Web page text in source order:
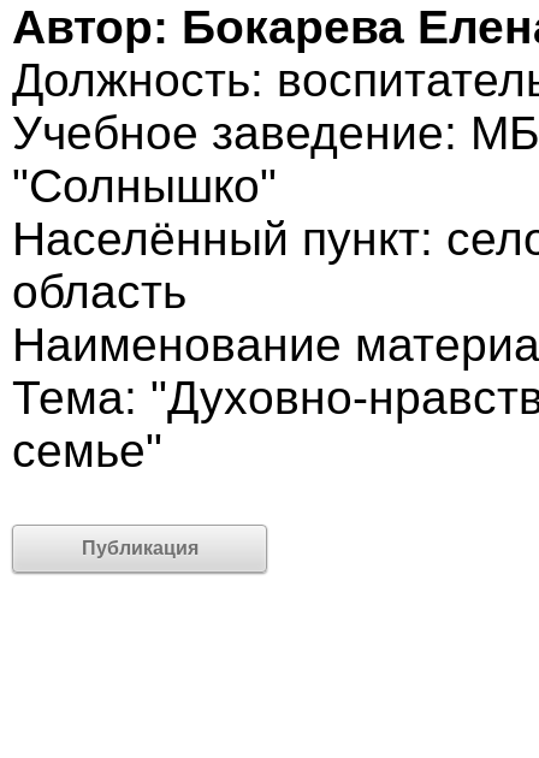
Автор: Бокарева
Должность:
Учебное заведение:
"Солнышко"
Населённый пункт:
область
Наименование
Тема: "Духовно-
семье"
Публикация